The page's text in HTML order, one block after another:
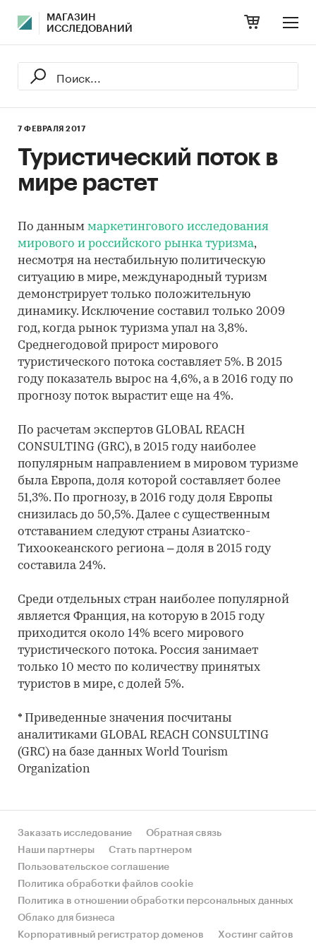
МАГАЗИН
ИССЛЕДОВАНИЙ
7 ФЕВРАЛЯ 2017
Туристический поток в
мире растет
По данным маркетингового исследования
мирового и российского рынка туризма,
несмотря на нестабильную политическую
ситуацию в мире, международный туризм
демонстрирует только положительную
динамику. Исключение составил только 2009
год, когда рынок туризма упал на 3,8%.
Среднегодовой прирост мирового
туристического потока составляет 5%. В 2015
году показатель вырос на 4,6%, а в 2016 году по
прогнозу поток вырастит еще на 4%.
По расчетам экспертов GLOBAL REACH
CONSULTING (GRC), в 2015 году наиболее
популярным направлением в мировом туризме
была Европа, доля которой составляет более
51,3%. По прогнозу, в 2016 году доля Европы
снизилась до 50,5%. Далее с существенным
отставанием следуют страны Азиатско-
Тихоокеанского региона – доля в 2015 году
составила 24%.
Среди отдельных стран наиболее популярной
является Франция, на которую в 2015 году
приходится около 14% всего мирового
туристического потока. Россия занимает
только 10 место по количеству принятых
туристов в мире, с долей 5%.
* Приведенные значения посчитаны
аналитиками GLOBAL REACH CONSULTING
(GRC) на базе данных World Tourism
Organization
Заказать исследование
Обратная связь
Наши партнеры
Стать партнером
Пользовательское соглашение
Политика обработки файлов cookie
Политика в отношении обработки персональных данных
Облако для бизнеса
Корпоративный регистратор доменов
Хостинг сайтов